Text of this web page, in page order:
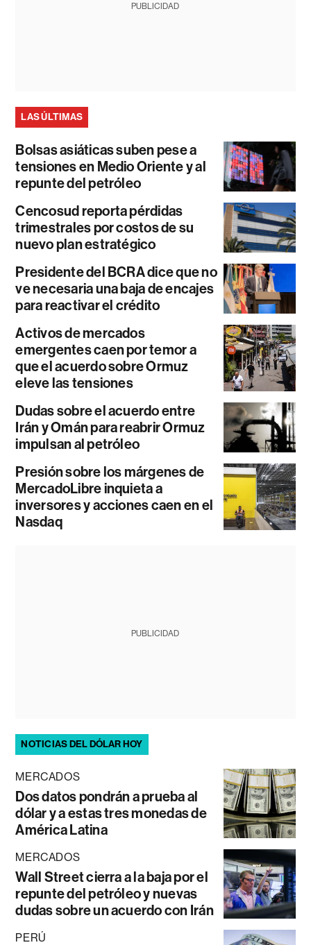
PUBLICIDAD
LAS ÚLTIMAS
Bolsas asiáticas suben pese a
tensiones en Medio Oriente y al
repunte del petróleo
Cencosud reporta pérdidas
trimestrales por costos de su
nuevo plan estratégico
Presidente del BCRA dice que no
ve necesaria una baja de encajes
para reactivar el crédito
Activos de mercados
emergentes caen por temor a
que el acuerdo sobre Ormuz
eleve las tensiones
Dudas sobre el acuerdo entre
Irán y Omán para reabrir Ormuz
impulsan al petróleo
Presión sobre los márgenes de
MercadoLibre inquieta a
inversores y acciones caen en el
Nasdaq
PUBLICIDAD
NOTICIAS DEL DÓLAR HOY
MERCADOS
Dos datos pondrán a prueba al
dólar y a estas tres monedas de
América Latina
MERCADOS
Wall Street cierra a la baja por el
repunte del petróleo y nuevas
dudas sobre un acuerdo con Irán
PERÚ